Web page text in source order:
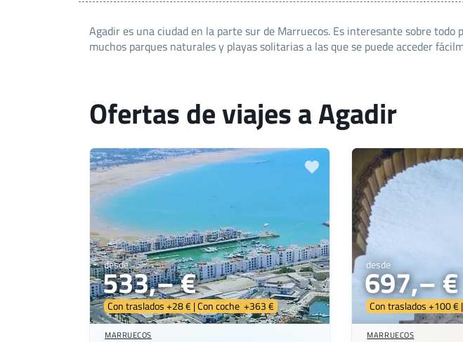
Agadir es una ciudad en la parte sur de Marruecos. Es interesante sobre
muchos parques naturales y playas solitarias a las que se puede acceder
Ofertas de viajes a Agadir
desde
533,– €
Con traslados +28 € | Con coche +363 €
MARRUECOS
desde
697,– €
Con traslados +100 €
MARRUECOS